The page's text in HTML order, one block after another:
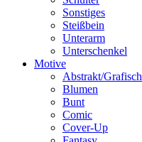
Sonstiges
Steißbein
Unterarm
Unterschenkel
Motive
Abstrakt/Grafisch
Blumen
Bunt
Comic
Cover-Up